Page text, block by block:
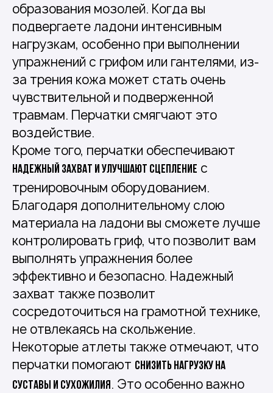
образования мозолей. Когда вы
подвергаете ладони интенсивным
нагрузкам, особенно при выполнении
упражнений с грифом или гантелями, из-
за трения кожа может стать очень
чувствительной и подверженной
травмам. Перчатки смягчают это
воздействие.
Кроме того, перчатки обеспечивают
надежный захват и улучшают сцепление с
тренировочным оборудованием.
Благодаря дополнительному слою
материала на ладони вы сможете лучше
контролировать гриф, что позволит вам
выполнять упражнения более
эффективно и безопасно. Надежный
захват также позволит
сосредоточиться на грамотной технике,
не отвлекаясь на скольжение.
Некоторые атлеты также отмечают, что
перчатки помогают снизить нагрузку на
суставы и сухожилия. Это особенно важно